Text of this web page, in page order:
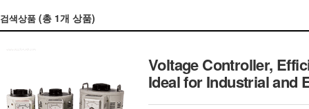
검색상품 (총 1개 상품)
Voltage Controller,
Ideal for Industrial and